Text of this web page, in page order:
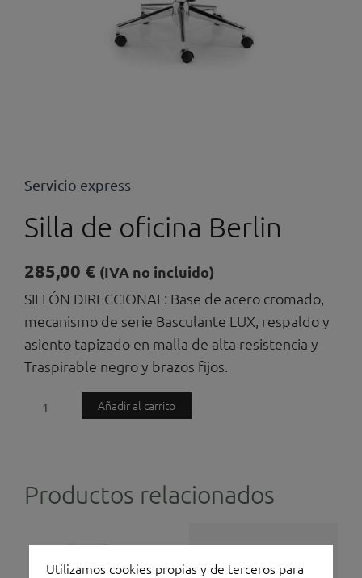
Servicio express
Silla de oficina Berlin
285,00 € (IVA no incluido)
SILLÓN DIRECCIONAL: Base de acero cromado,
mecanismo de serie Basculante LUX, respaldo y
asiento tapizado en malla de alta resistencia y
Traspirable negro y brazos fijos.
Silla
cantidad
Añadir al carrito
Productos relacionados
Utilizamos cookies propias y de terceros para